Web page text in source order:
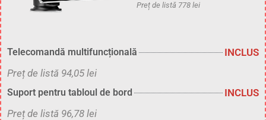
Preț de listă 778 lei
Telecomandă multifuncțională
INCLUS
Preț de listă 94,05 lei
Suport pentru tabloul de bord
INCLUS
Preț de listă 96,78 lei